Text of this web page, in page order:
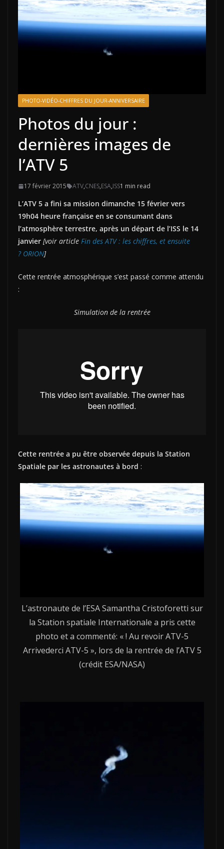
PHOTO-VIDÉO-CHIFFRES DU JOUR-ANNIVERSAIRE
Photos du jour :
dernières images de
l’ATV 5
17 février 2015 ATV,CNES,ESA,ISS1 min read
L’ATV 5 a fini sa mission dimanche 15 février vers
19h04 heure française en se consumant dans
l’atmosphère terrestre, après un départ de l’ISS le 14
janvier [voir article Fin des ATV : les chiffres, et ensuite
? ORION]
Cette rentrée atmosphérique s’est passé comme attendu
:
Simulation de la rentrée
Cette rentrée a pu être observée depuis la Station
Spatiale par les astronautes à bord :
L’astronaute de l’ESA Samantha Cristoforetti sur
la Station spatiale Internationale a pris cette
photo et a commenté: « ! Au revoir ATV-5
Arrivederci ATV-5 », lors de la rentrée de l’ATV 5
(crédit ESA/NASA)